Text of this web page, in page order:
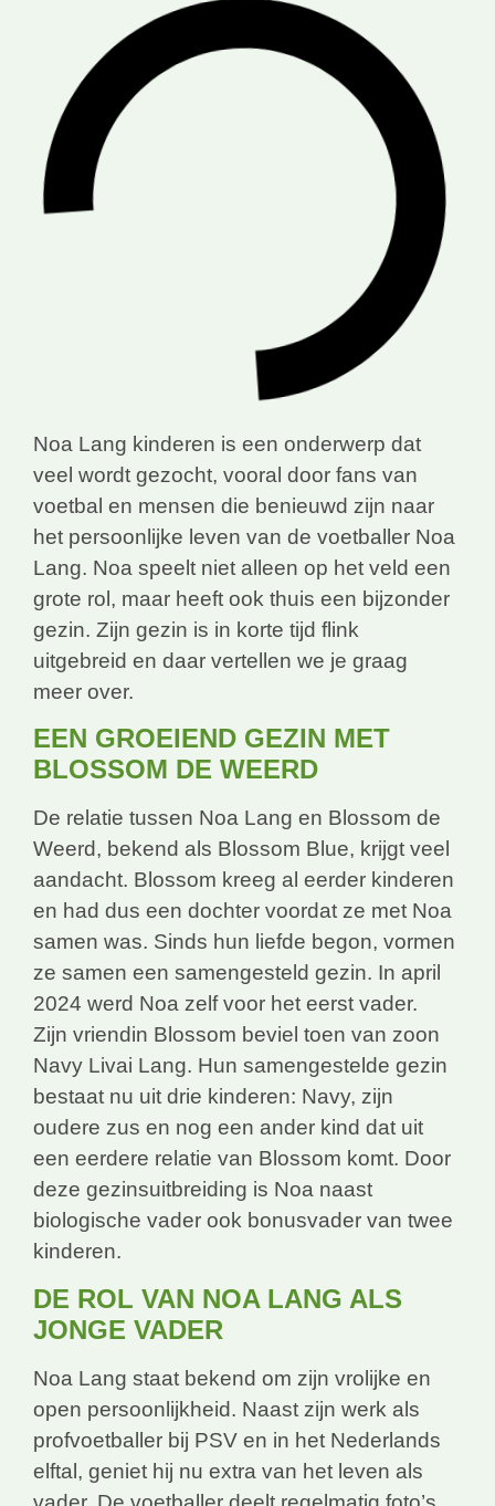
Noa Lang kinderen is een onderwerp dat
veel wordt gezocht, vooral door fans van
voetbal en mensen die benieuwd zijn naar
het persoonlijke leven van de voetballer Noa
Lang. Noa speelt niet alleen op het veld een
grote rol, maar heeft ook thuis een bijzonder
gezin. Zijn gezin is in korte tijd flink
uitgebreid en daar vertellen we je graag
meer over.
EEN GROEIEND GEZIN MET
BLOSSOM DE WEERD
De relatie tussen Noa Lang en Blossom de
Weerd, bekend als Blossom Blue, krijgt veel
aandacht. Blossom kreeg al eerder kinderen
en had dus een dochter voordat ze met Noa
samen was. Sinds hun liefde begon, vormen
ze samen een samengesteld gezin. In april
2024 werd Noa zelf voor het eerst vader.
Zijn vriendin Blossom beviel toen van zoon
Navy Livai Lang. Hun samengestelde gezin
bestaat nu uit drie kinderen: Navy, zijn
oudere zus en nog een ander kind dat uit
een eerdere relatie van Blossom komt. Door
deze gezinsuitbreiding is Noa naast
biologische vader ook bonusvader van twee
kinderen.
DE ROL VAN NOA LANG ALS
JONGE VADER
Noa Lang staat bekend om zijn vrolijke en
open persoonlijkheid. Naast zijn werk als
profvoetballer bij PSV en in het Nederlands
elftal, geniet hij nu extra van het leven als